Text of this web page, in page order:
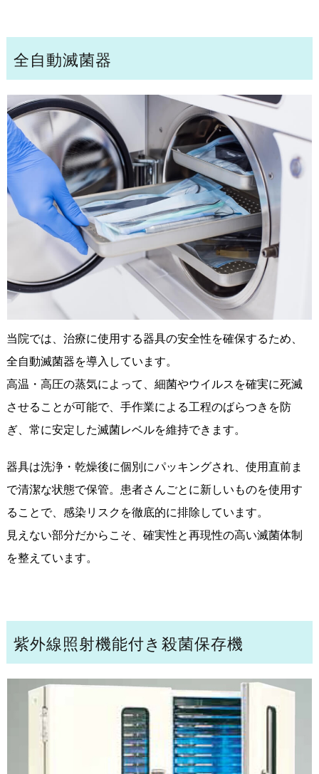
全自動滅菌器
当院では、治療に使用する器具の安全性を確保するため、
全自動滅菌器を導入しています。
高温・高圧の蒸気によって、細菌やウイルスを確実に死滅
させることが可能で、手作業による工程のばらつきを防
ぎ、常に安定した滅菌レベルを維持できます。
器具は洗浄・乾燥後に個別にパッキングされ、使用直前ま
で清潔な状態で保管。患者さんごとに新しいものを使用す
ることで、感染リスクを徹底的に排除しています。
見えない部分だからこそ、確実性と再現性の高い滅菌体制
を整えています。
紫外線照射機能付き殺菌保存機